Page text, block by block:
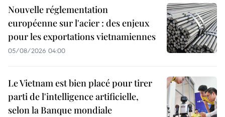
Nouvelle réglementation
européenne sur l'acier : des enjeux
pour les exportations vietnamiennes
05/08/2026 04:00
Le Vietnam est bien placé pour tirer
parti de l'intelligence artificielle,
selon la Banque mondiale